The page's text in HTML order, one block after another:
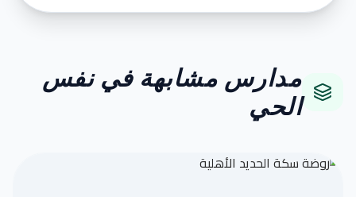
مدارس مشابهة في نفس
الحي